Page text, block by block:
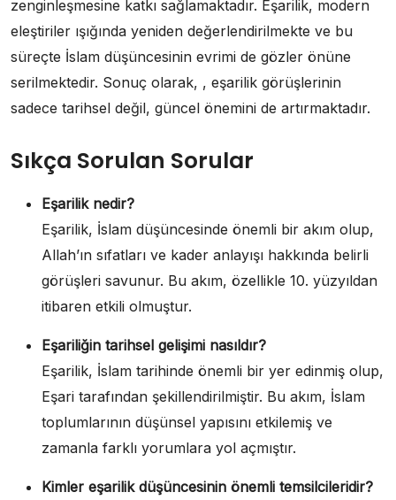
zenginleşmesine katkı sağlamaktadır. Eşarilik, modern
eleştiriler ışığında yeniden değerlendirilmekte ve bu
süreçte İslam düşüncesinin evrimi de gözler önüne
serilmektedir. Sonuç olarak, , eşarilik görüşlerinin
sadece tarihsel değil, güncel önemini de artırmaktadır.
Sıkça Sorulan Sorular
Eşarilik nedir?
Eşarilik, İslam düşüncesinde önemli bir akım olup,
Allah’ın sıfatları ve kader anlayışı hakkında belirli
görüşleri savunur. Bu akım, özellikle 10. yüzyıldan
itibaren etkili olmuştur.
Eşariliğin tarihsel gelişimi nasıldır?
Eşarilik, İslam tarihinde önemli bir yer edinmiş olup,
Eşari tarafından şekillendirilmiştir. Bu akım, İslam
toplumlarının düşünsel yapısını etkilemiş ve
zamanla farklı yorumlara yol açmıştır.
Kimler eşarilik düşüncesinin önemli temsilcileridir?